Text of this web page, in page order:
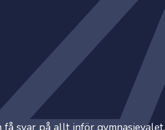
svar på allt inför gymnasievalet.